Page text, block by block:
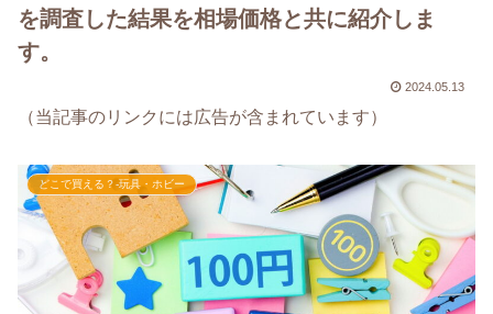
を調査した結果を相場価格と共に紹介しま
す。
2024.05.13
（当記事のリンクには広告が含まれています）
どこで買える？-玩具・ホビー